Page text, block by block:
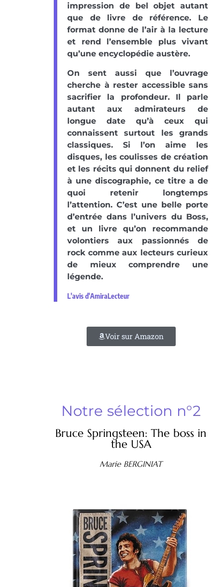
impression de bel objet autant
que de livre de référence. Le
format donne de l’air à la lecture
et rend l’ensemble plus vivant
qu’une encyclopédie austère.
On sent aussi que l’ouvrage
cherche à rester accessible sans
sacrifier la profondeur. Il parle
autant aux admirateurs de
longue date qu’à ceux qui
connaissent surtout les grands
classiques. Si l’on aime les
disques, les coulisses de création
et les récits qui donnent du relief
à une discographie, ce titre a de
quoi retenir longtemps
l’attention. C’est une belle porte
d’entrée dans l’univers du Boss,
et un livre qu’on recommande
volontiers aux passionnés de
rock comme aux lecteurs curieux
de mieux comprendre une
légende.
L'avis d'AmiraLecteur
Voir sur Amazon
Notre sélection n°2
Bruce Springsteen: The boss in
the USA
Marie BERGINIAT